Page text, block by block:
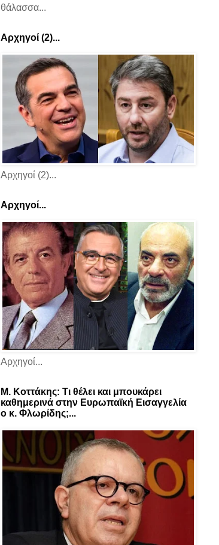
θάλασσα...
Αρχηγοί (2)...
Αρχηγοί (2)...
Αρχηγοί...
Αρχηγοί...
Μ. Κοττάκης: Τι θέλει και μπουκάρει
καθημερινά στην Ευρωπαϊκή Εισαγγελία
ο κ. Φλωρίδης;...